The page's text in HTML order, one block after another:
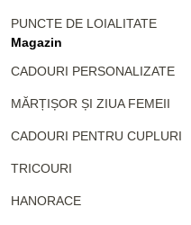
PUNCTE DE LOIALITATE
Magazin
CADOURI PERSONALIZATE
MĂRȚIȘOR ȘI ZIUA FEMEII
CADOURI PENTRU CUPLURI
TRICOURI
HANORACE